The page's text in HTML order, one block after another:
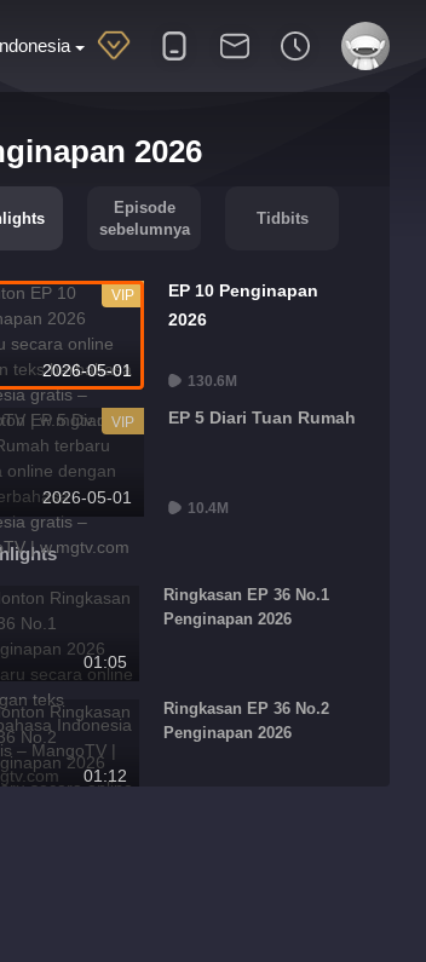
2026
Episode
sebelumnya
Tidbits
2026-05-01
VIP
EP 10 Penginapan
2026
130.6M
2026-05-01
VIP EP 5 Diari Tuan Rumah
10.4M
01:05
Ringkasan EP 36 No.1
Penginapan 2026
01:12
Ringkasan EP 36 No.2
Penginapan 2026